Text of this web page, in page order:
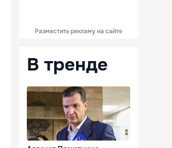
Разместить рекламу на сайте
В тренде